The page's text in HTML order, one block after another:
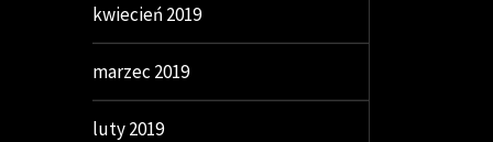
kwiecień 2019
marzec 2019
luty 2019